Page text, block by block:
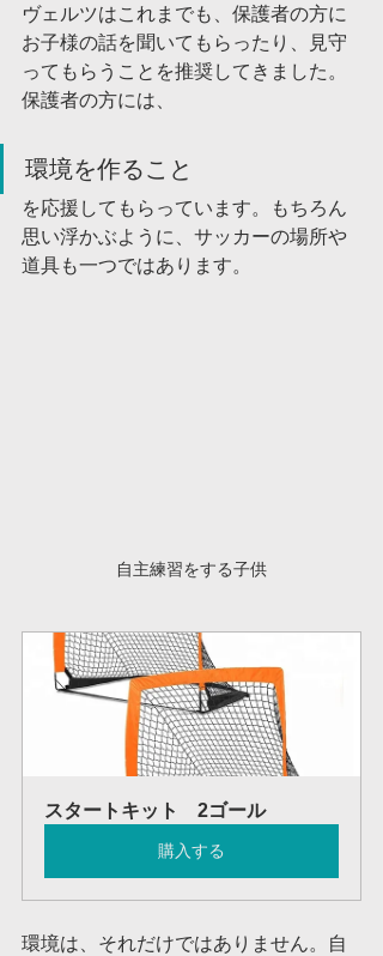
ヴェルツはこれまでも、保護者の方に
お子様の話を聞いてもらったり、見守
ってもらうことを推奨してきました。
保護者の方には、
環境を作ること
を応援してもらっています。もちろん
思い浮かぶように、サッカーの場所や
道具も一つではあります。
自主練習をする子供
スタートキット　2ゴール
購入する
環境は、それだけではありません。自